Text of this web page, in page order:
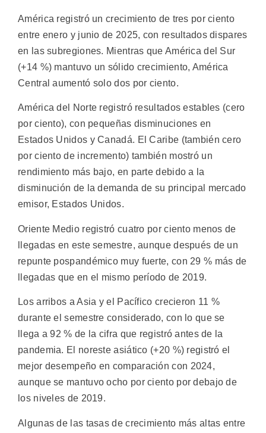
América registró un crecimiento de tres por ciento
entre enero y junio de 2025, con resultados dispares
en las subregiones. Mientras que América del Sur
(+14 %) mantuvo un sólido crecimiento, América
Central aumentó solo dos por ciento.
América del Norte registró resultados estables (cero
por ciento), con pequeñas disminuciones en
Estados Unidos y Canadá. El Caribe (también cero
por ciento de incremento) también mostró un
rendimiento más bajo, en parte debido a la
disminución de la demanda de su principal mercado
emisor, Estados Unidos.
Oriente Medio registró cuatro por ciento menos de
llegadas en este semestre, aunque después de un
repunte pospandémico muy fuerte, con 29 % más de
llegadas que en el mismo período de 2019.
Los arribos a Asia y el Pacífico crecieron 11 %
durante el semestre considerado, con lo que se
llega a 92 % de la cifra que registró antes de la
pandemia. El noreste asiático (+20 %) registró el
mejor desempeño en comparación con 2024,
aunque se mantuvo ocho por ciento por debajo de
los niveles de 2019.
Algunas de las tasas de crecimiento más altas entre